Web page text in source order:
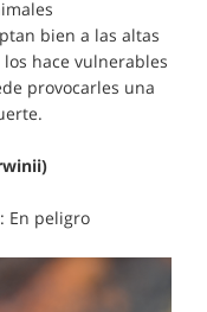
bien a las altas
hace vulnerables
provocarles una
En peligro